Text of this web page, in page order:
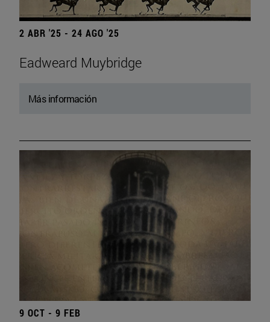
2 ABR '25 - 24 AGO '25
Eadweard Muybridge
Más información
9 OCT - 9 FEB